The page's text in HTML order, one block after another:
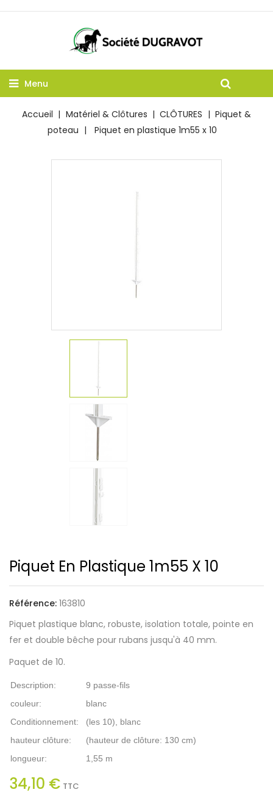
Menu
Accueil Matériel & Clôtures CLÔTURES
Piquet &
poteau
Piquet en plastique 1m55 x 10
Piquet En Plastique 1m55 X 10
Référence: 163810
Piquet plastique blanc, robuste, isolation totale, pointe en
fer et double bêche pour rubans jusqu'à 40 mm.
Paquet de 10.
Description:
9 passe-fils
couleur:
blanc
Conditionnement:
(les 10), blanc
hauteur clôture:
(hauteur de clôture: 130 cm)
longueur:
1,55 m
34,10 € TTC